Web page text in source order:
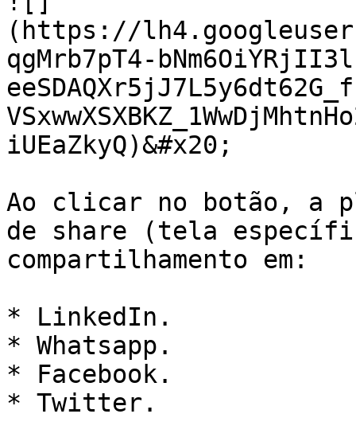
(https://
qgMrb7pT4-
iUEaZkyQ)&#x20;
Ao clicar no botão, a
de share (tela
compartilhamento em:
* LinkedIn.
* Whatsapp.
* Facebook.
* Twitter.